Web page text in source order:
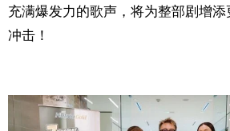
充满爆发力的歌声，将为整部剧增
冲击！